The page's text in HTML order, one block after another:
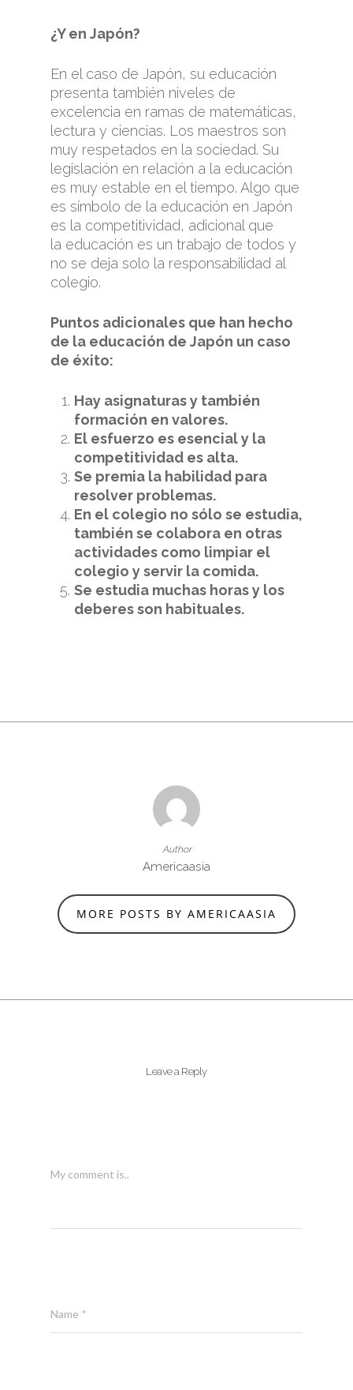
¿Y en Japón?
En el caso de Japón, su educación
presenta también niveles de
excelencia en ramas de matemáticas,
lectura y ciencias. Los maestros son
muy respetados en la sociedad. Su
legislación en relación a la educación
es muy estable en el tiempo. Algo que
es símbolo de la educación en Japón
es la competitividad, adicional que
la educación es un trabajo de todos y
no se deja solo la responsabilidad al
colegio.
Puntos adicionales que han hecho
de la educación de Japón un caso
de éxito:
Hay asignaturas y también
formación en valores.
El esfuerzo es esencial y la
competitividad es alta.
Se premia la habilidad para
resolver problemas.
En el colegio no sólo se estudia,
también se colabora en otras
actividades como limpiar el
colegio y servir la comida.
Se estudia muchas horas y los
deberes son habituales.
Author
Americaasia
MORE POSTS BY AMERICAASIA
Leave a Reply
My comment is..
Name *